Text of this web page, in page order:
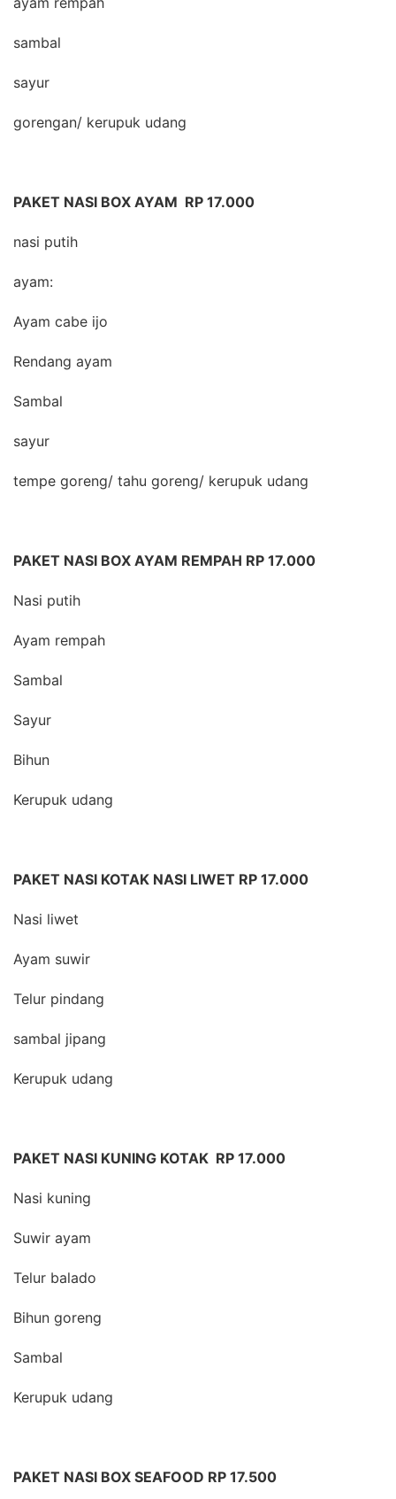
sambal
sayur
gorengan/ kerupuk udang
PAKET NASI BOX AYAM RP 17.000
nasi putih
ayam:
Ayam cabe ijo
Rendang ayam
Sambal
sayur
tempe goreng/ tahu goreng/ kerupuk udang
PAKET NASI BOX AYAM REMPAH RP 17.000
Nasi putih
Ayam rempah
Sambal
Sayur
Bihun
Kerupuk udang
PAKET NASI KOTAK NASI LIWET RP 17.000
Nasi liwet
Ayam suwir
Telur pindang
sambal jipang
Kerupuk udang
PAKET NASI KUNING KOTAK RP 17.000
Nasi kuning
Suwir ayam
Telur balado
Bihun goreng
Sambal
Kerupuk udang
PAKET NASI BOX SEAFOOD RP 17.500